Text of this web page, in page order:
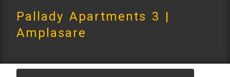
Pallady Apartments 3 |
Amplasare